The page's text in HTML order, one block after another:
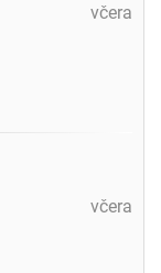
včera
včera